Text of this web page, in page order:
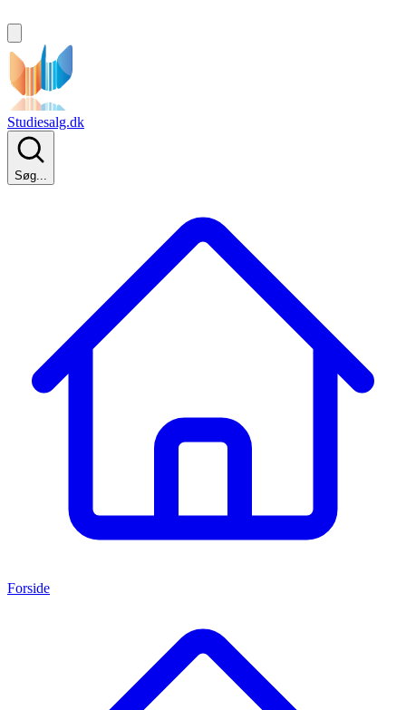
Studiesalg.dk
Søg...
Forside